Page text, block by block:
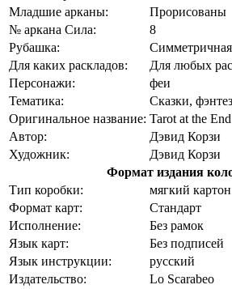
Младшие арканы:
Прорисованы
№ аркана Сила:
8
Рубашка:
Симметричная
Для каких раскладов:
Для любых
Персонажи:
феи
Тематика:
Сказки,
Оригинальное название: Tarot at the
Автор:
Дэвид Корзи
Художник:
Дэвид Корзи
Формат издания
Тип коробки:
мягкий картон
Формат карт:
Стандарт
Исполнение:
Без рамок
Язык карт:
Без подписей
Язык инструкции:
русский
Издательство:
Lo Scarabeo